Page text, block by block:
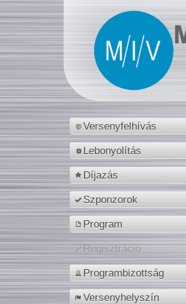
Versenyfelhívás
Lebonyolítás
Díjazás
Szponzorok
Program
Regisztráció
Programbizottság
Versenyhelyszín